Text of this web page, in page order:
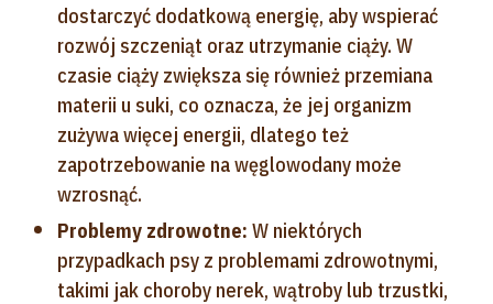
dostarczyć dodatkową energię, aby wspierać
rozwój szczeniąt oraz utrzymanie ciąży. W
czasie ciąży zwiększa się również przemiana
materii u suki, co oznacza, że jej organizm
zużywa więcej energii, dlatego też
zapotrzebowanie na węglowodany może
wzrosnąć.
Problemy zdrowotne: W niektórych
przypadkach psy z problemami zdrowotnymi,
takimi jak choroby nerek, wątroby lub trzustki,